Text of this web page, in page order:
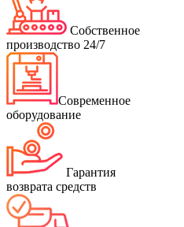
Собственное
производство 24/7
Современное
оборудование
Гарантия
возврата средств